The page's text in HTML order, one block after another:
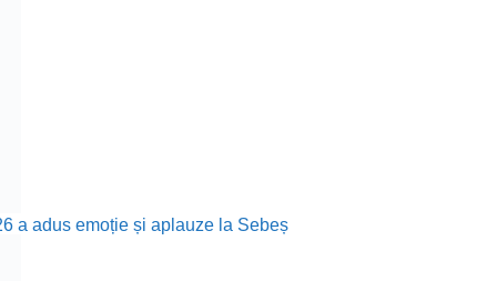
a adus emoție și aplauze la Sebeș